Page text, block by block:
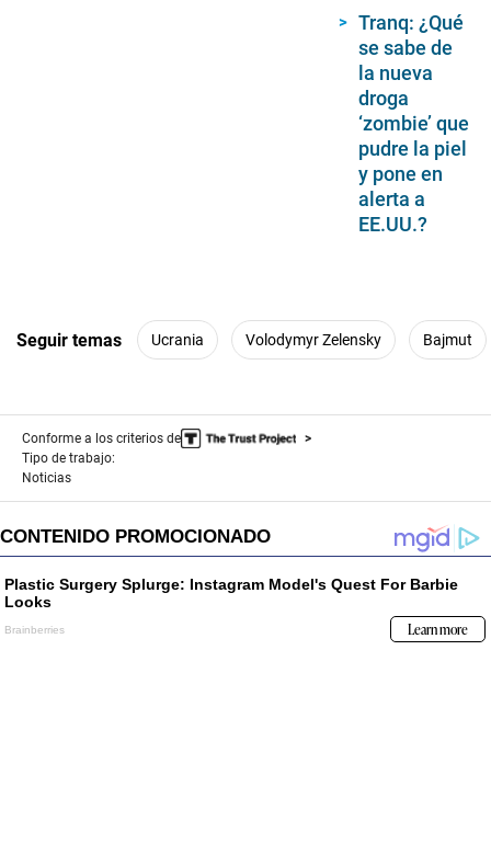
Tranq: ¿Qué
se sabe de
la nueva
droga
‘zombie’ que
pudre la piel
y pone en
alerta a
EE.UU.?
Seguir temas Ucrania Volodymyr Zelensky Bajmut
Conforme a los criterios de
Tipo de trabajo:
Noticias